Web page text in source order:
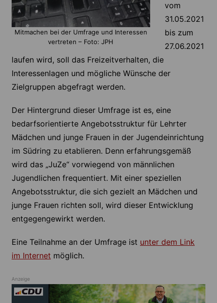
Mitmachen bei der Umfrage und Interessen
vertreten – Foto: JPH
vom
31.05.2021
bis zum
27.06.2021
laufen wird, soll das Freizeitverhalten, die
Interessenlagen und mögliche Wünsche der
Zielgruppen abgefragt werden.
Der Hintergrund dieser Umfrage ist es, eine
bedarfsorientierte Angebotsstruktur für Lehrter
Mädchen und junge Frauen in der Jugendeinrichtung
im Südring zu etablieren. Denn erfahrungsgemäß
wird das „JuZe“ vorwiegend von männlichen
Jugendlichen frequentiert. Mit einer speziellen
Angebotsstruktur, die sich gezielt an Mädchen und
junge Frauen richten soll, wird dieser Entwicklung
entgegengewirkt werden.
Eine Teilnahme an der Umfrage ist unter dem Link
im Internet möglich.
Anzeige